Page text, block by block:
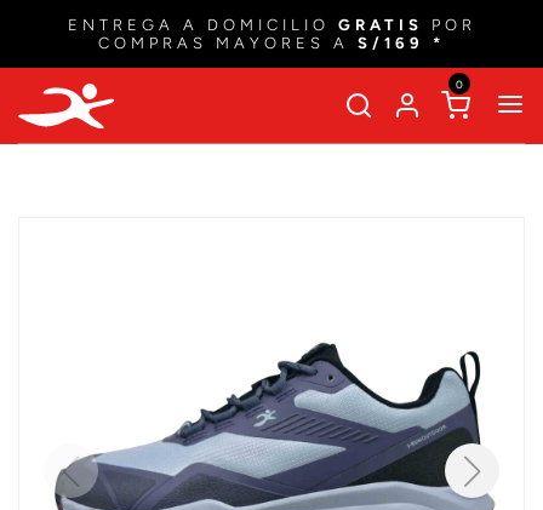
ENTREGA A DOMICILIO GRATIS
POR
COMPRAS MAYORES A S/169 *
0